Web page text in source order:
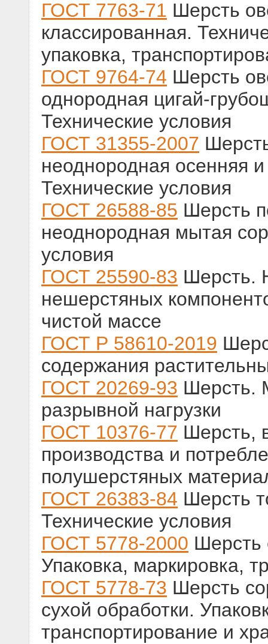
ГОСТ 7763-71 Шерсть
классированная.
упаковка,
ГОСТ 9764-74 Шерсть
однородная цигай-
Технические условия
ГОСТ 31355-2007
неоднородная осенняя
Технические условия
ГОСТ 26588-85 Шерсть
неоднородная мытая
условия
ГОСТ 25590-83 Шерсть.
нешерстяных
чистой массе
ГОСТ Р 58610-2019
содержания
ГОСТ 20269-93 Шерсть.
разрывной нагрузки
ГОСТ 10376-77 Шерсть,
производства и
полушерстяных
ГОСТ 26383-84 Шерсть
Технические условия
ГОСТ 5778-2000 Шерсть
Упаковка, маркировка,
ГОСТ 5778-73 Шерсть
сухой обработки.
транспортирование и